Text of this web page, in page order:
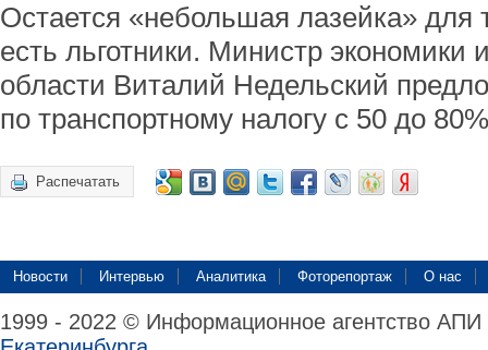
Остается «небольшая лазейка» для
есть льготники. Министр экономики
области Виталий Недельский
по транспортному налогу с 50 до
Распечатать
Новости Интервью Аналитика Фоторепортаж О нас
1999 - 2022 © Информационное агентство